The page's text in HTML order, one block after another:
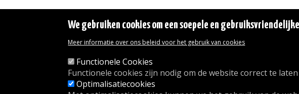
Wettelijke vermeldingen
Toegankelijkheidsverklaring
Transparantie
Toegang tot het Gemeentehuis
De gemeente diensten
Tel. : 02/
We gebruiken cookies om een soepele en
Meer informatie over ons beleid voor het gebruik van cookies
Functionele Cookies
Functionele cookies zijn nodig om de website correct te
Optimalisatiecookies